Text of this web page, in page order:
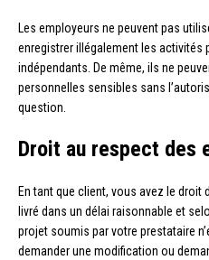
Les employeurs ne peuvent pas
enregistrer illégalement les
indépendants. De même, ils ne
personnelles sensibles sans
question.
Droit au respect des
En tant que client, vous avez le
livré dans un délai raisonnable et
projet soumis par votre prestataire
demander une modification ou